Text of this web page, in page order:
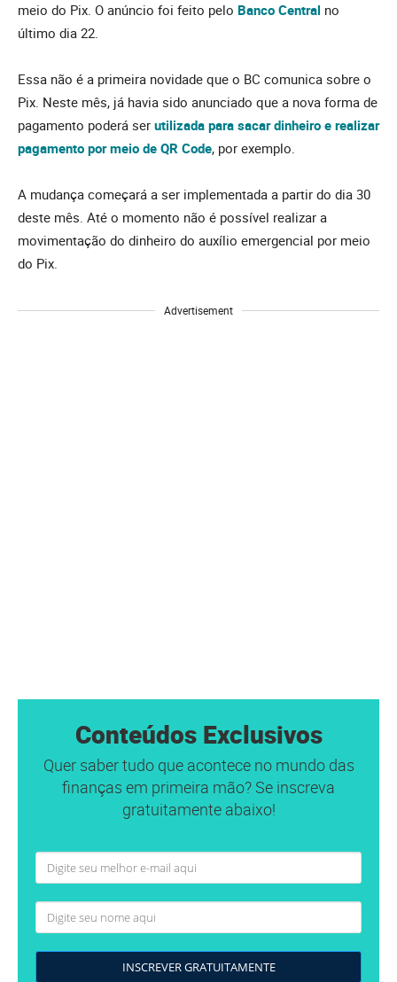
meio do Pix. O anúncio foi feito pelo Banco Central no
último dia 22.
Essa não é a primeira novidade que o BC comunica sobre o
Pix. Neste mês, já havia sido anunciado que a nova forma de
pagamento poderá ser utilizada para sacar dinheiro e realizar
pagamento por meio de QR Code, por exemplo.
A mudança começará a ser implementada a partir do dia 30
deste mês. Até o momento não é possível realizar a
movimentação do dinheiro do auxílio emergencial por meio
do Pix.
Advertisement
Conteúdos Exclusivos
Quer saber tudo que acontece no mundo das
finanças em primeira mão? Se inscreva
gratuitamente abaixo!
INSCREVER GRATUITAMENTE